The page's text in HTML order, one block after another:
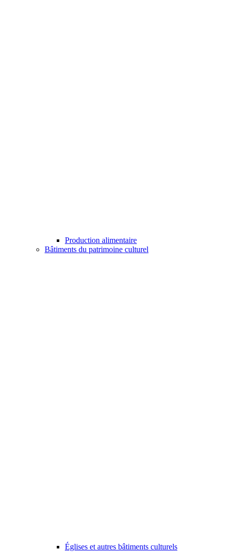
Production alimentaire
Bâtiments du patrimoine culturel
Églises et autres bâtiments culturels